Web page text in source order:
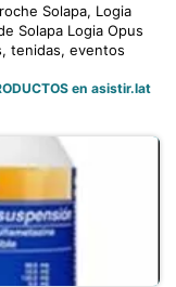
Solapa, Logia
Solapa Logia Opus
tenidas, eventos
en asistir.lat